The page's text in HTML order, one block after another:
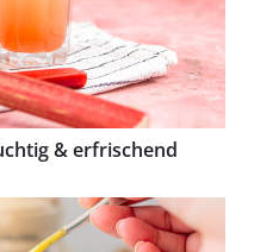
& erfrischend